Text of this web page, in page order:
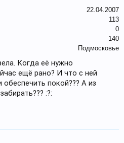
22.04.2007
113
0
140
Подмосковье
Когда её нужно
ещё рано? И что с ней
покой??? А из
:?: